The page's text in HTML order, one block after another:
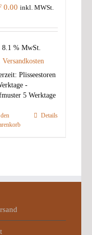
0.00 inkl. MWSt.
% MwSt.
Versandkosten
Plisseestoren
-
5 Werktage
Details